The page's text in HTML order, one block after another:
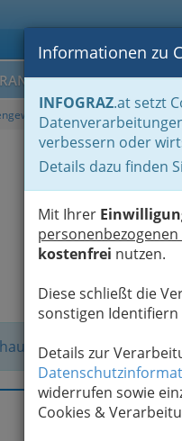
BLOGS
Informationen zu
INFOGRAZ.at setzt
verbessern oder
Details dazu finden
Mit Ihrer
kostenfrei nutzen.
Diese schließt die
sonstigen Identifiern
Details zur
widerrufen sowie
Cookies &